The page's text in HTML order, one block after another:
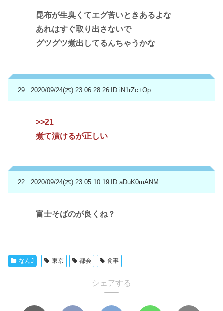
昆布が生臭くてエグ苦いときあるよな
あれはすぐ取り出さないで
グツグツ煮出してるんちゃうかな
29 : 2020/09/24(木) 23:06:28.26 ID:iN1rZc+Op
>>21
煮て漬けるが正しい
22 : 2020/09/24(木) 23:05:10.19 ID:aDuK0mANM
富士そばのが良くね？
なんJ 東京 都会 食事
シェアする